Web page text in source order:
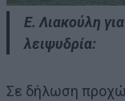
Ε. Λιακούλη
λειψυδρία:
Σε δήλωση